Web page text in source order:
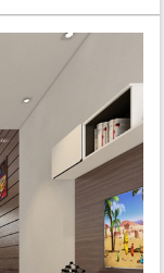
làng nghề
xuất hoa và xôi.
nâng cao hạ
tư bất động sản
tranh của khu vực
thuê nhà đất